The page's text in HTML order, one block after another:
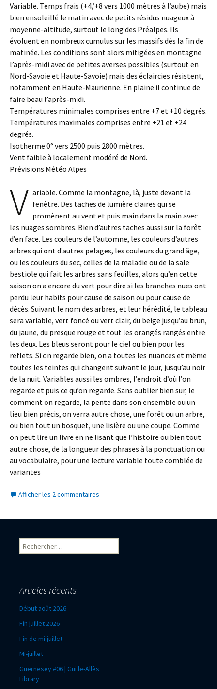
Variable. Temps frais (+4/+8 vers 1000 mètres à l’aube) mais
bien ensoleillé le matin avec de petits résidus nuageux à
moyenne-altitude, surtout le long des Préalpes. Ils
évoluent en nombreux cumulus sur les massifs dès la fin de
matinée. Les conditions sont alors mitigées en montagne
l’après-midi avec de petites averses possibles (surtout en
Nord-Savoie et Haute-Savoie) mais des éclaircies résistent,
notamment en Haute-Maurienne. En plaine il continue de
faire beau l’après-midi.
Températures minimales comprises entre +7 et +10 degrés.
Températures maximales comprises entre +21 et +24
degrés.
Isotherme 0° vers 2500 puis 2800 mètres.
Vent faible à localement modéré de Nord.
Prévisions Météo Alpes
V ariable. Comme la montagne, là, juste devant la
fenêtre. Des taches de lumière claires qui se
promènent au vent et puis main dans la main avec
les nuages sombres. Bien d’autres taches aussi sur la forêt
d’en face. Les couleurs de l’automne, les couleurs d’autres
arbres qui ont d’autres pelages, les couleurs du grand âge,
ou les couleurs du sec, celles de la maladie ou de la sale
bestiole qui fait les arbres sans feuilles, alors qu’en cette
saison on a encore du vert pour dire si les branches nues ont
perdu leur habits pour cause de saison ou pour cause de
décès. Suivant le nom des arbres, et leur hérédité, le tableau
sera variable, vert foncé ou vert clair, du beige jusqu’au brun,
du jaune, du presque rouge et tout les orangés rangés entre
les deux. Les bleus seront pour le ciel ou bien pour les
reflets. Si on regarde bien, on a toutes les nuances et même
toutes les teintes qui changent suivant le jour, jusqu’au noir
de la nuit. Variables aussi les ombres, l’endroit d’où l’on
regarde et puis ce qu’on regarde. Sans oublier bien sur, le
comment on regarde, la pente dans son ensemble ou un
lieu bien précis, on verra autre chose, une forêt ou un arbre,
ou bien tout un bosquet, une lisière ou une coupe. Comme
on peut lire un livre en ne lisant que l’histoire ou bien tout
autre chose, de la longueur des phrases à la ponctuation ou
au vocabulaire, pour une lecture variable toute comblée de
variantes
Afficher les 2 commentaires
Rechercher :
Articles récents
Début août 2026
Fin juillet 2026
Fin de mi-juillet
Mi-juillet
Guernesey #06 | Guille-Allès
Library